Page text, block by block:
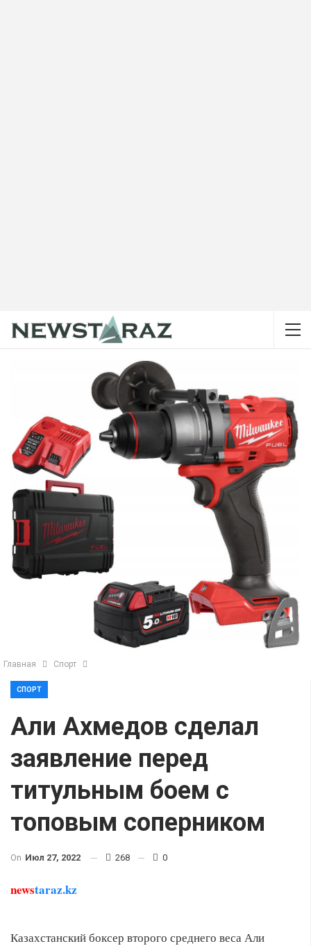
Главная Спорт
СПОРТ
Али Ахмедов сделал
заявление перед
титульным боем с
топовым соперником
On Июл 27, 2022 268 0
newstaraz.kz
Казахстанский боксер второго среднего веса Али